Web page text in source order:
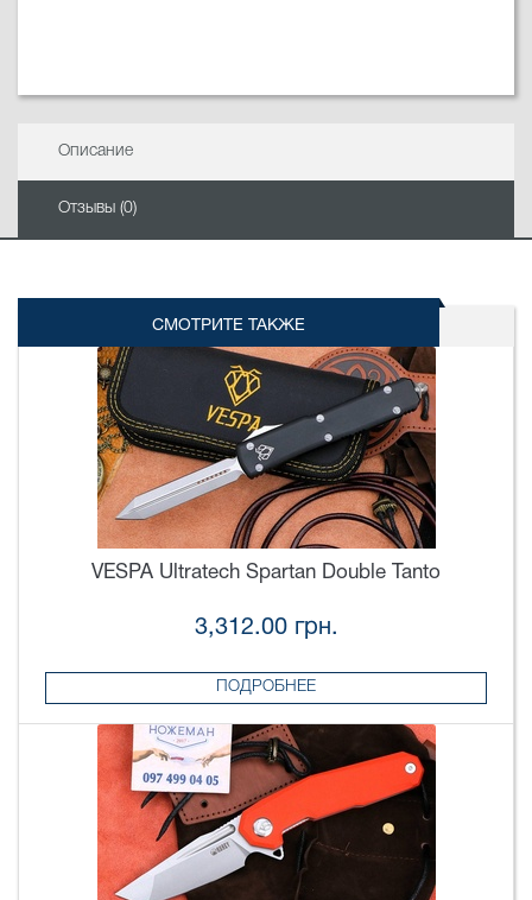
Описание
Отзывы (0)
СМОТРИТЕ ТАКЖЕ
VESPA Ultratech Spartan Double Tanto
3,312.00 грн.
ПОДРОБНЕЕ